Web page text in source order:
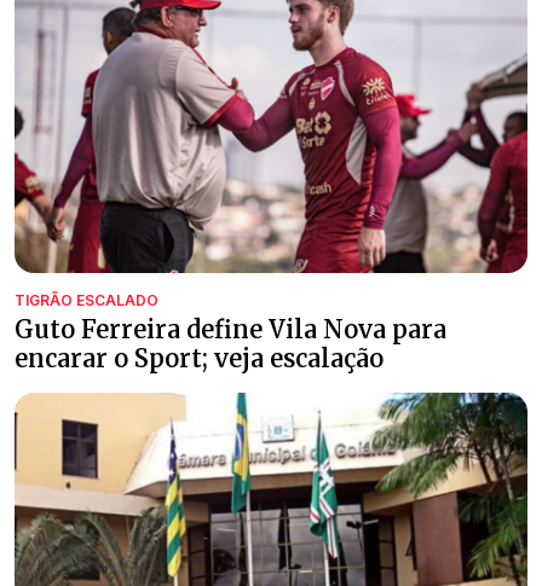
TIGRÃO ESCALADO
Guto Ferreira define Vila Nova para
encarar o Sport; veja escalação